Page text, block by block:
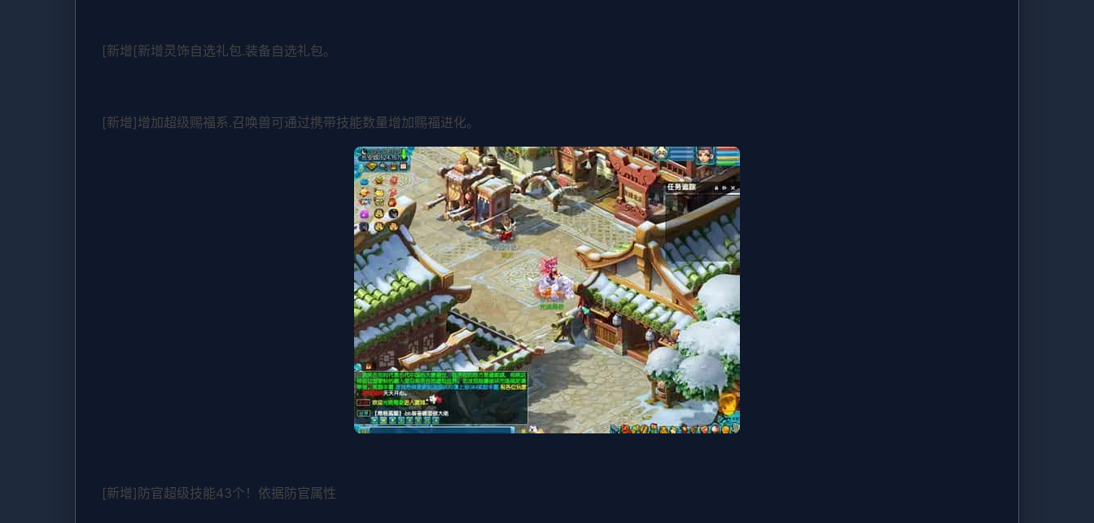
[新增[新增灵饰自选礼包.装备自选礼包。
[新增]增加超级赐福系.召唤兽可通过携带技能数量增加赐福进化。
[新增]防官超级技能43个！依据防官属性